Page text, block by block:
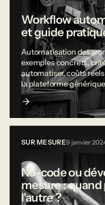
Workflow
et guide
Automatisation des
exemples concrets,
automatiser, coûts
la plateforme
SUR MESURE9 janvier
No-code ou
mesure : quand
l'autre ?